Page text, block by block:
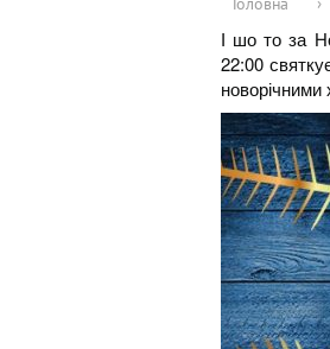
І шо то за
22:00
новорічними